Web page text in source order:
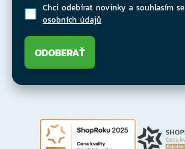
Chci odebírat novinky a souhlasím se
osobních údajů
ODOBERAŤ